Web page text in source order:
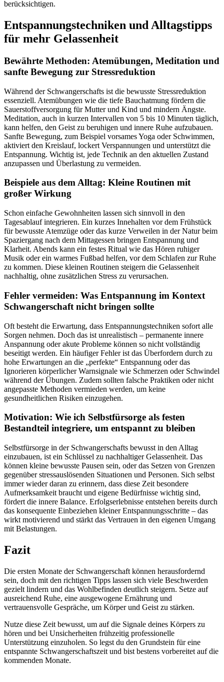
berücksichtigen.
Entspannungstechniken und Alltagstipps
für mehr Gelassenheit
Bewährte Methoden: Atemübungen, Meditation und
sanfte Bewegung zur Stressreduktion
Während der Schwangerschafts ist die bewusste Stressreduktion
essenziell. Atemübungen wie die tiefe Bauchatmung fördern die
Sauerstoffversorgung für Mutter und Kind und mindern Ängste.
Meditation, auch in kurzen Intervallen von 5 bis 10 Minuten täglich,
kann helfen, den Geist zu beruhigen und innere Ruhe aufzubauen.
Sanfte Bewegung, zum Beispiel vorsames Yoga oder Schwimmen,
aktiviert den Kreislauf, lockert Verspannungen und unterstützt die
Entspannung. Wichtig ist, jede Technik an den aktuellen Zustand
anzupassen und Überlastung zu vermeiden.
Beispiele aus dem Alltag: Kleine Routinen mit
großer Wirkung
Schon einfache Gewohnheiten lassen sich sinnvoll in den
Tagesablauf integrieren. Ein kurzes Innehalten vor dem Frühstück
für bewusste Atemzüge oder das kurze Verweilen in der Natur beim
Spaziergang nach dem Mittagessen bringen Entspannung und
Klarheit. Abends kann ein festes Ritual wie das Hören ruhiger
Musik oder ein warmes Fußbad helfen, vor dem Schlafen zur Ruhe
zu kommen. Diese kleinen Routinen steigern die Gelassenheit
nachhaltig, ohne zusätzlichen Stress zu verursachen.
Fehler vermeiden: Was Entspannung im Kontext
Schwangerschaft nicht bringen sollte
Oft besteht die Erwartung, dass Entspannungstechniken sofort alle
Sorgen nehmen. Doch das ist unrealistisch – permanente innere
Anspannung oder akute Probleme können so nicht vollständig
beseitigt werden. Ein häufiger Fehler ist das Überfordern durch zu
hohe Erwartungen an die „perfekte“ Entspannung oder das
Ignorieren körperlicher Warnsignale wie Schmerzen oder Schwindel
während der Übungen. Zudem sollten falsche Praktiken oder nicht
angepasste Methoden vermieden werden, um keine
gesundheitlichen Risiken einzugehen.
Motivation: Wie ich Selbstfürsorge als festen
Bestandteil integriere, um entspannt zu bleiben
Selbstfürsorge in der Schwangerschafts bewusst in den Alltag
einzubauen, ist ein Schlüssel zu nachhaltiger Gelassenheit. Das
können kleine bewusste Pausen sein, oder das Setzen von Grenzen
gegenüber stressauslösenden Situationen und Personen. Sich selbst
immer wieder daran zu erinnern, dass diese Zeit besondere
Aufmerksamkeit braucht und eigene Bedürfnisse wichtig sind,
fördert die innere Balance. Erfolgserlebnisse entstehen bereits durch
das konsequente Einbeziehen kleiner Entspannungsschritte – das
wirkt motivierend und stärkt das Vertrauen in den eigenen Umgang
mit Belastungen.
Fazit
Die ersten Monate der Schwangerschaft können herausfordernd
sein, doch mit den richtigen Tipps lassen sich viele Beschwerden
gezielt lindern und das Wohlbefinden deutlich steigern. Setze auf
ausreichend Ruhe, eine ausgewogene Ernährung und
vertrauensvolle Gespräche, um Körper und Geist zu stärken.
Nutze diese Zeit bewusst, um auf die Signale deines Körpers zu
hören und bei Unsicherheiten frühzeitig professionelle
Unterstützung einzuholen. So legst du den Grundstein für eine
entspannte Schwangerschaftszeit und bist bestens vorbereitet auf die
kommenden Monate.